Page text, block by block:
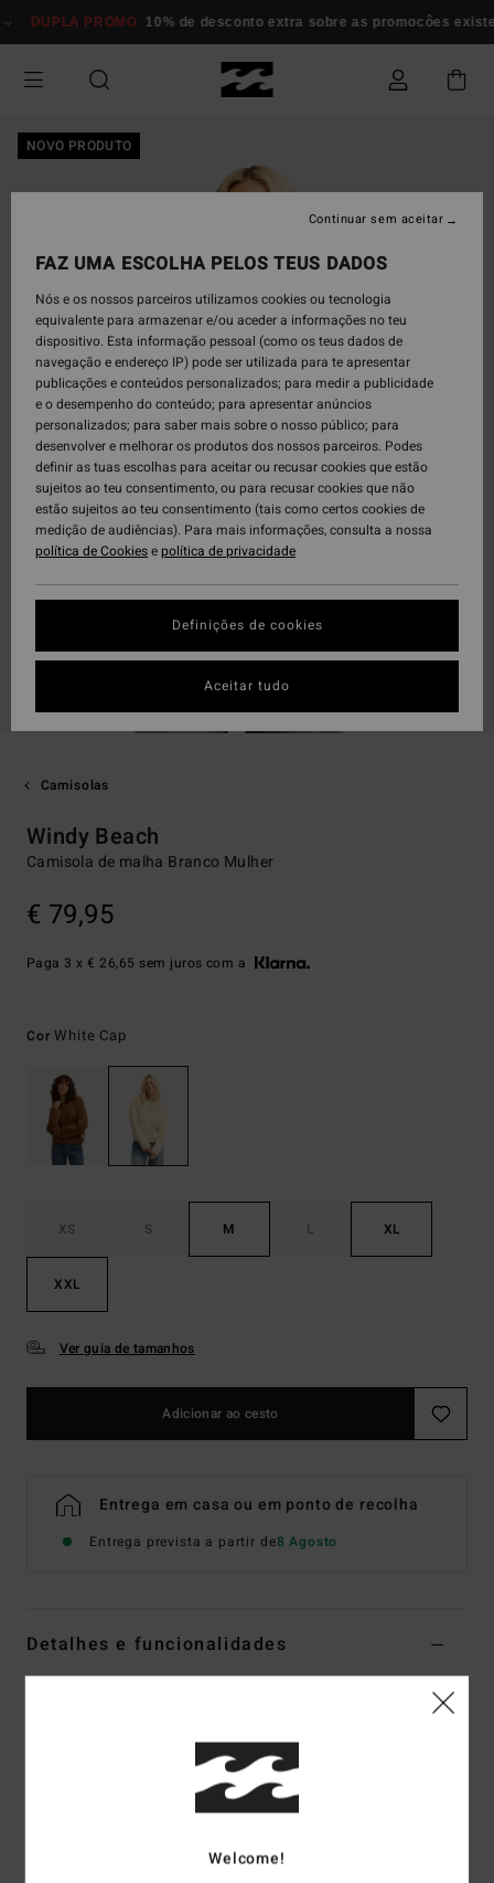
para
informação
DUPLA PROMO 10% de desconto extra sobre as promocôes
NOVO PRODUTO
Camisolas
Windy Beach
Camisola de malha Branco Mulher
€ 79,95
Paga 3 x € 26,65 sem juros com a
CorWhite Cap
XS S M L XL
XXL
Ver guia de tamanhos
Adicionar ao cesto
Entrega em casa ou em ponto de recolha
Entrega prevista a partir de8 Agosto
Detalhes e funcionalidades
10% nylon, 6% poliéster]Welcome!
FAZ UMA ESCOLHA PELOS TEUS DADOS
Nós e os nossos parceiros utilizamos cookies ou tecnologia
equivalente para armazenar e/ou aceder a informações no teu
dispositivo. Esta informação pessoal (como os teus dados de
navegação e endereço IP) pode ser utilizada para te apresentar
publicações e conteúdos personalizados; para medir a publicidade
e o desempenho do conteúdo; para apresentar anúncios
personalizados; para saber mais sobre o nosso público; para
desenvolver e melhorar os produtos dos nossos parceiros. Podes
definir as tuas escolhas para aceitar ou recusar cookies que estão
sujeitos ao teu consentimento, ou para recusar cookies que não
estão sujeitos ao teu consentimento (tais como certos cookies de
medição de audiências). Para mais informações, consulta a nossa
política de Cookiesepolítica de privacidade
Definições de cookies
Continuar sem aceitar
Aceitar tudo